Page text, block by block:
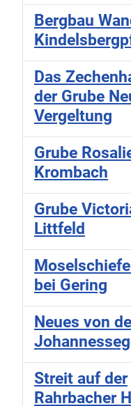
Bergbau
Das
der Grube
Vergeltung
Grube
Krombach
Grube
Littfeld
bei Gering
Neues von
Streit auf der
Rahrbacher